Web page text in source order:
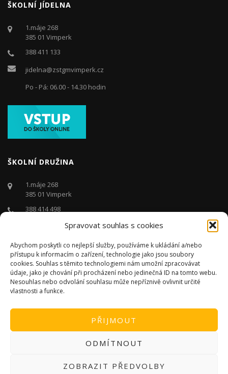
Spravovat souhlas s cookies
Abychom poskytli co nejlepší služby, používáme k ukládání a/nebo
přístupu k informacím o zařízení, technologie jako jsou soubory
cookies. Souhlas s těmito technologiemi nám umožní zpracovávat
údaje, jako je chování při procházení nebo jedinečná ID na tomto webu.
Nesouhlas nebo odvolání souhlasu může nepříznivě ovlivnit určité
vlastnosti a funkce.
PŘIJMOUT
ODMÍTNOUT
ZOBRAZIT PŘEDVOLBY
ŠKOLNÍ JÍDELNA
1.máje 268
385 01 Vimperk
388 411 133
jidelna@zstgmvimperk.cz
Po - Pá: 06.00 - 14.30 hodin
ŠKOLNÍ DRUŽINA
1.máje 268
385 01 Vimperk
388 414 498
druzina@zstgmvimperk.cz
Po - Pá: 06.00 - 16:00 hodin